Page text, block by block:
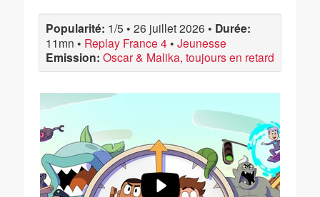
Popularité: 1/5 • 26 juillet 2026 • Durée:
11mn • Replay France 4 • Jeunesse
Emission: Oscar & Malika, toujours en retard